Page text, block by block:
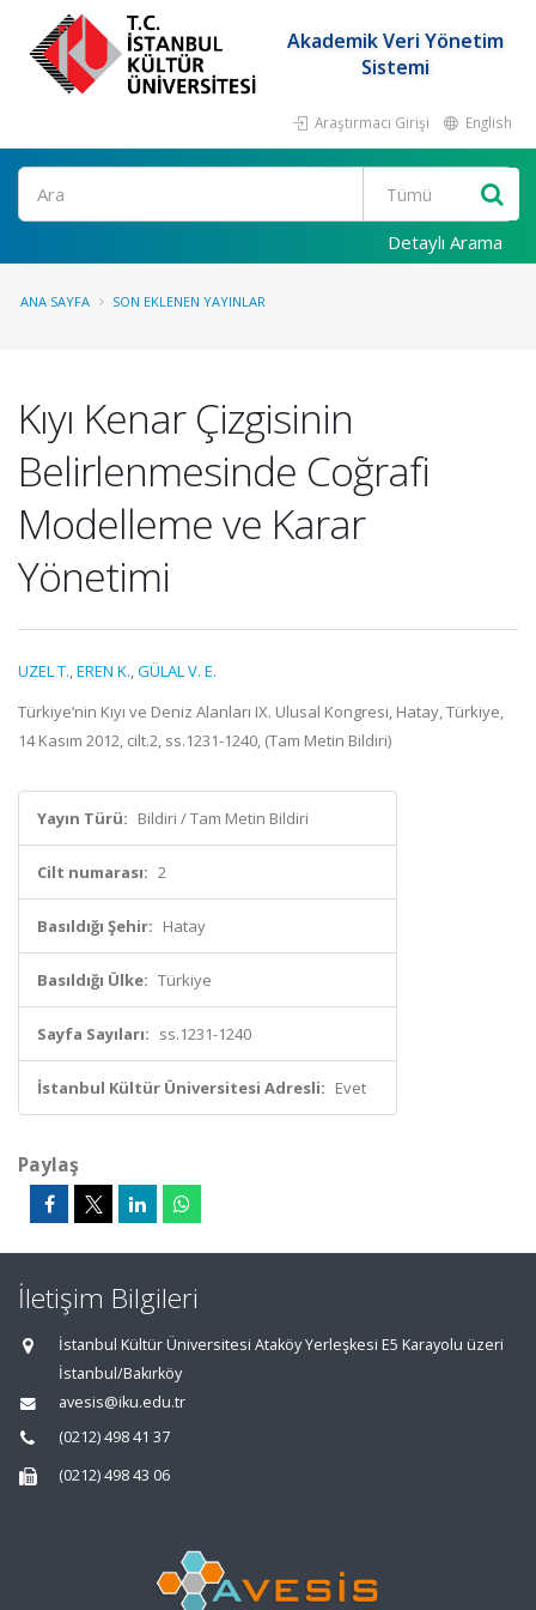
Akademik Veri Yönetim
Sistemi
Araştırmacı Girişi English
Ara
Detaylı Arama
ANA SAYFA SON EKLENEN YAYINLAR
Kıyı Kenar Çizgisinin
Belirlenmesinde Coğrafi
Modelleme ve Karar
Yönetimi
UZEL T.,EREN K.,GÜLAL V. E.
Türkiye’nin Kıyı ve Deniz Alanları IX. Ulusal Kongresi, Hatay, Türkiye,
14 Kasım 2012, cilt.2, ss.1231-1240, (Tam Metin Bildiri)
Yayın Türü: Bildiri / Tam Metin Bildiri
Cilt numarası: 2
Basıldığı Şehir: Hatay
Basıldığı Ülke: Türkiye
Sayfa Sayıları: ss.1231-1240
İstanbul Kültür Üniversitesi Adresli: Evet
Paylaş
İletişim Bilgileri
İstanbul Kültür Üniversitesi Ataköy Yerleşkesi E5 Karayolu üzeri
İstanbul/Bakırköy
avesis@iku.edu.tr
(0212) 498 41 37
(0212) 498 43 06